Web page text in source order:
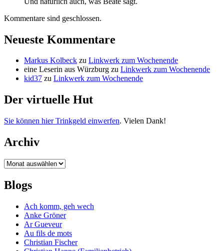
Kommentare sind geschlossen.
Neueste Kommentare
Markus Kolbeck zu Linkwerk zum Wochenende
eine Leserin aus Würzburg zu Linkwerk zum Wochenende
kid37 zu Linkwerk zum Wochenende
Der virtuelle Hut
Sie können hier Trinkgeld einwerfen. Vielen Dank!
Archiv
Archiv
Blogs
Ach komm, geh wech
Anke Gröner
Ar Gueveur
Au fils de mots
Christian Fischer